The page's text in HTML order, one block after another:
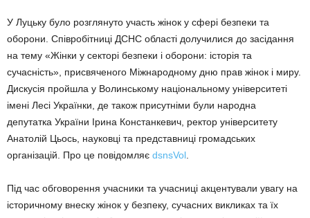
У Луцьку було розглянуто участь жінок у сфері безпеки та
оборони. Співробітниці ДСНС області долучилися до засідання
на тему «Жінки у секторі безпеки і оборони: історія та
сучасність», присвяченого Міжнародному дню прав жінок і миру.
Дискусія пройшла у Волинському національному університеті
імені Лесі Українки, де також присутніми були народна
депутатка України Ірина Констанкевич, ректор університету
Анатолій Цьось, науковці та представниці громадських
організацій. Про це повідомляє dsnsVol.
Під час обговорення учасники та учасниці акцентували увагу на
історичному внеску жінок у безпеку, сучасних викликах та їх